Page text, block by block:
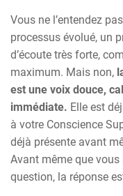
Vous ne l’entendez
processus évolué, un
d’écoute très forte,
maximum. Mais non,
est une voix douce,
immédiate. Elle est
à votre Conscience
déjà présente avant
Avant même que vous
question, la réponse